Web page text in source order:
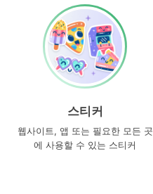
스티커
웹사이트, 앱 또는 필요한 모든 곳
에 사용할 수 있는 스티커